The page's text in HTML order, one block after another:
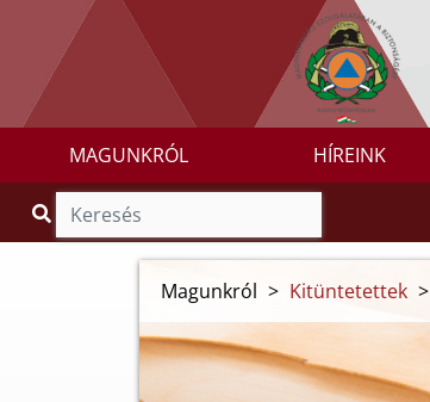
MAGUNKRÓL HÍREINK
Magunkról > Kitüntetettek >